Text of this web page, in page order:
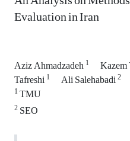
Evaluation in Iran
Aziz Ahmadzadeh1
Tafreshi1 Ali Salehabadi2
1TMU
2SEO